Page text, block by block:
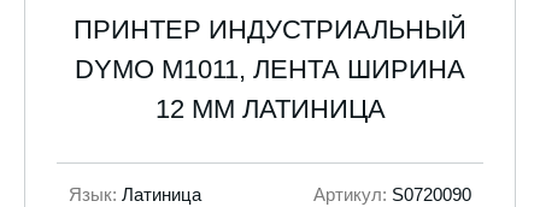
ПРИНТЕР ИНДУСТРИАЛЬНЫЙ
DYMO M1011, ЛЕНТА ШИРИНА
12 ММ ЛАТИНИЦА
Язык: Латиница Артикул: S0720090